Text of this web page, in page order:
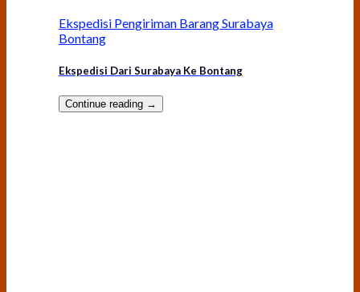
Ekspedisi Pengiriman Barang Surabaya
Bontang
Ekspedisi Dari Surabaya Ke Bontang
Continue reading →